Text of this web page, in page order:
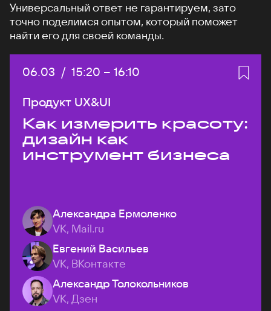
Универсальный ответ не гарантируем, зато
точно поделимся опытом, который поможет
найти его для своей команды.
Дата:
06.03 / Начало:
15:20 – Конец:
16:10
Продукт UX&UI
Как измерить красоту:
дизайн как
инструмент бизнеса
Александра Ермоленко
VK, Mail.ru
Евгений Васильев
VK, ВКонтакте
Александр Толокольников
VK, Дзен